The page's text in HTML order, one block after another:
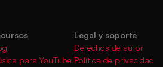
para YouTube
Legal y soporte
Derechos de autor
Política de privacidad